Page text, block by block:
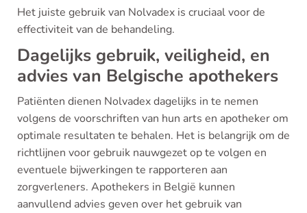
Het juiste gebruik van Nolvadex is cruciaal voor de
effectiviteit van de behandeling.
Dagelijks gebruik, veiligheid, en
advies van Belgische apothekers
Patiënten dienen Nolvadex dagelijks in te nemen
volgens de voorschriften van hun arts en apotheker om
optimale resultaten te behalen. Het is belangrijk om de
richtlijnen voor gebruik nauwgezet op te volgen en
eventuele bijwerkingen te rapporteren aan
zorgverleners. Apothekers in België kunnen
aanvullend advies geven over het gebruik van